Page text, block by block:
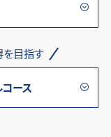
を目指す
ース